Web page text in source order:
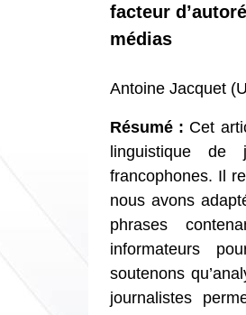
facteur
médias
Antoine Jacquet
Résumé : Cet
linguistique de
francophones. Il
nous avons
phrases
informateurs
soutenons
journalistes